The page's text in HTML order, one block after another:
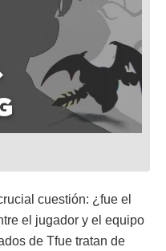
cuestión: ¿fue el
el jugador y el equipo
de Tfue tratan de